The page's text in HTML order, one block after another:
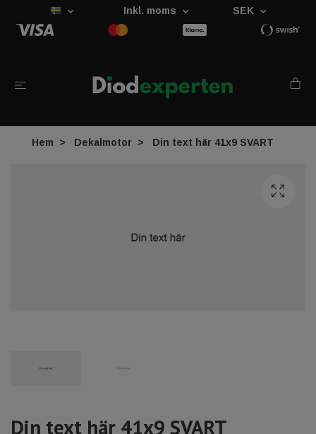
Inkl. moms SEK
Hem Dekalmotor Din text här 41x9 SVART
Din text här 41x9 SVART